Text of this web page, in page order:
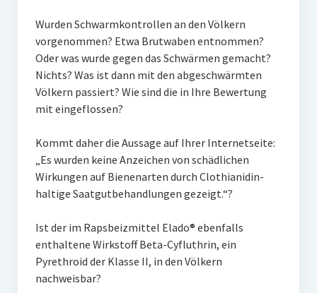
Wurden Schwarmkontrollen an den Völkern
vorgenommen? Etwa Brutwaben entnommen?
Oder was wurde gegen das Schwärmen gemacht?
Nichts? Was ist dann mit den abgeschwärmten
Völkern passiert? Wie sind die in Ihre Bewertung
mit eingeflossen?
Kommt daher die Aussage auf Ihrer Internetseite:
„Es wurden keine Anzeichen von schädlichen
Wirkungen auf Bienenarten durch Clothianidin-
haltige Saatgutbehandlungen gezeigt.“?
Ist der im Rapsbeizmittel Elado® ebenfalls
enthaltene Wirkstoff Beta-Cyfluthrin, ein
Pyrethroid der Klasse II, in den Völkern
nachweisbar?